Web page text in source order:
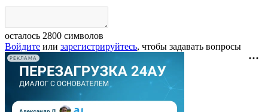
осталось 2800 символов
Войдите или зарегистрируйтесь, чтобы задавать вопросы
РЕКЛАМА